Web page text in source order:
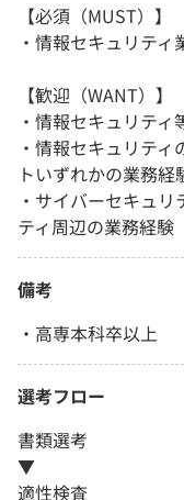
【必須（MUST）】
・情報セキュリティ
【歓迎（WANT）】
・情報セキュリティ
・情報セキュリテ
トいずれかの業務経
・サイバーセキュ
ティ周辺の業務経験
備考
・高専本科卒以上
選考フロー
書類選考
▼
適性検査